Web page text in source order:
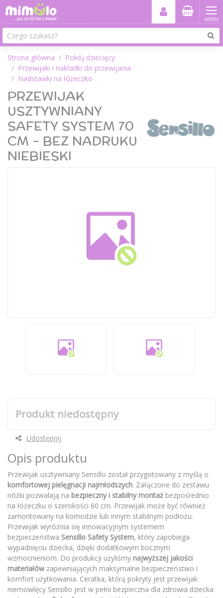
MENU
Strona główna
Pokój dziecięcy
Przewijaki i nakładki do przewijania
Nadstawki na łóżeczko
PRZEWIJAK
USZTYWNIANY
SAFETY SYSTEM 70
CM - BEZ NADRUKU
NIEBIESKI
Produkt niedostępny
Udostępnij
Opis produktu
Przewijak usztywniany Sensillo został przygotowany z myślą o
komfortowej pielęgnacji najmłodszych. Załączone do zestawu
nóżki pozwalają na bezpieczny i stabilny montaż bezpośrednio
na łóżeczku o szerokości 60 cm. Przewijak może być również
zamontowany na komodzie lub innym stabilnym podłożu.
Przewijak wyróżnia się innowacyjnym systemem
bezpieczeństwa Sensillo Safety System, który zapobiega
wypadnięciu dziecka, dzięki dodatkowym bocznym
wzmocnieniom. Do produkcji użyliśmy najwyższej jakości
materiałów zapewniających maksymalne bezpieczeństwo i
komfort użytkowania. Ceratka, którą pokryty jest przewijak
niemowlęcy Sensillo jest w pełni bezpieczna dla zdrowia dziecka